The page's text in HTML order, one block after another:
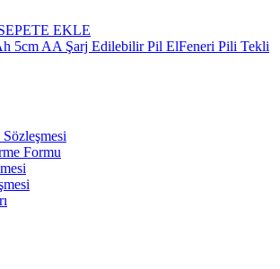
EKLE
5cm AA Şarj Edilebilir Pil ElFeneri Pili Tekli
Sözleşmesi
Formu